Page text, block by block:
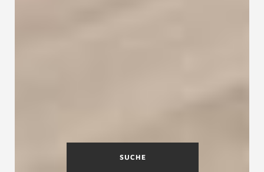
SUCHE